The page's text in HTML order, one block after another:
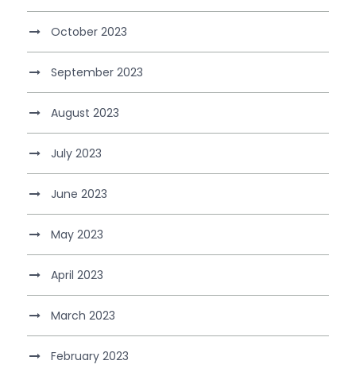
October 2023
September 2023
August 2023
July 2023
June 2023
May 2023
April 2023
March 2023
February 2023